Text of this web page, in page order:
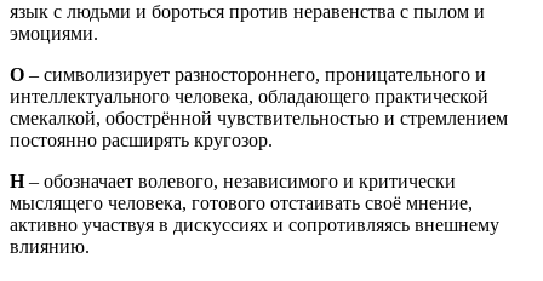
язык с людьми и бороться против неравенства с пылом и
эмоциями.
О – символизирует разностороннего, проницательного и
интеллектуального человека, обладающего практической
смекалкой, обострённой чувствительностью и стремлением
постоянно расширять кругозор.
Н– обозначает волевого, независимого и критически
мыслящего человека, готового отстаивать своё мнение,
активно участвуя в дискуссиях и сопротивляясь внешнему
влиянию.